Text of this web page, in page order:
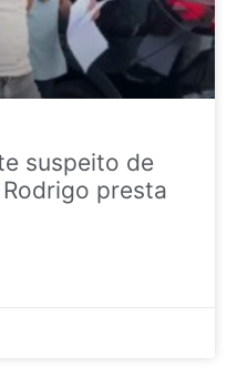
suspeito de
presta